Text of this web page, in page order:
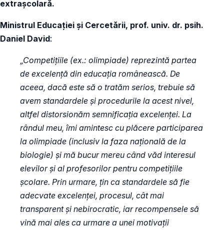
extrașcolară.
Ministrul Educației și Cercetării, prof. univ. dr. psih.
Daniel David:
„Competițiile (ex.: olimpiade) reprezintă partea
de excelență din educația românească. De
aceea, dacă este să o tratăm serios, trebuie să
avem standardele și procedurile la acest nivel,
altfel distorsionăm semnificația excelenței. La
rândul meu, îmi amintesc cu plăcere participarea
la olimpiade (inclusiv la faza națională de la
biologie) și mă bucur mereu când văd interesul
elevilor și al profesorilor pentru competițiile
școlare. Prin urmare, țin ca standardele să fie
adecvate excelenței, procesul, cât mai
transparent și nebirocratic, iar recompensele să
vină mai ales ca urmare a unei motivații